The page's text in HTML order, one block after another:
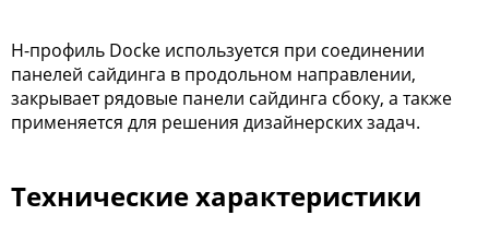
H-профиль Docke используется при соединении
панелей сайдинга в продольном направлении,
закрывает рядовые панели сайдинга сбоку, а также
применяется для решения дизайнерских задач.
Технические характеристики